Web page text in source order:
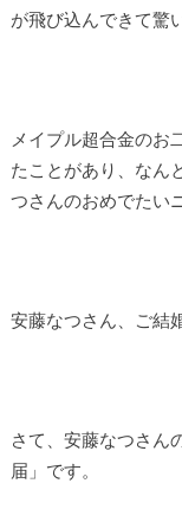
が飛び込んできて驚
メイプル超合金のお
たことがあり、なん
つさんのおめでたい
安藤なつさん、ご結
さて、安藤なつさん
届」です。